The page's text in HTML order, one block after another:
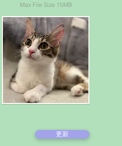
Max File Size 15MB
更新